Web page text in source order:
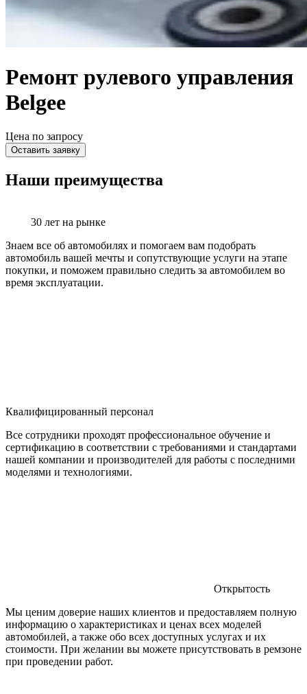
Ремонт рулевого управления
Belgee
Цена по запросу
Оставить заявку
Наши преимущества
30 лет на рынке
Знаем все об автомобилях и помогаем вам подобрать
автомобиль вашей мечты и сопутствующие услуги на этапе
покупки, и поможем правильно следить за автомобилем во
время эксплуатации.
Квалифицированный персонал
Все сотрудники проходят профессиональное обучение и
сертификацию в соответствии с требованиями и стандартами
нашей компании и производителей для работы с последними
моделями и технологиями.
Открытость
Мы ценим доверие наших клиентов и предоставляем полную
информацию о характеристиках и ценах всех моделей
автомобилей, а также обо всех доступных услугах и их
стоимости. При желании вы можете присутствовать в ремзоне
при проведении работ.